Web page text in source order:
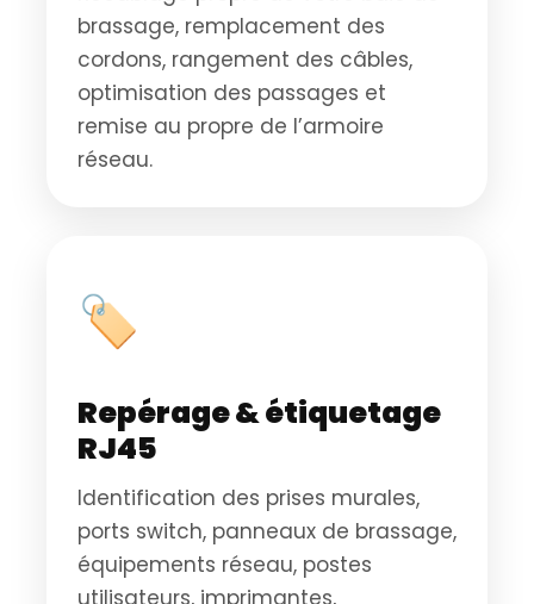
brassage, remplacement des
cordons, rangement des câbles,
optimisation des passages et
remise au propre de l’armoire
réseau.
🏷️
Repérage & étiquetage
RJ45
Identification des prises murales,
ports switch, panneaux de brassage,
équipements réseau, postes
utilisateurs, imprimantes,